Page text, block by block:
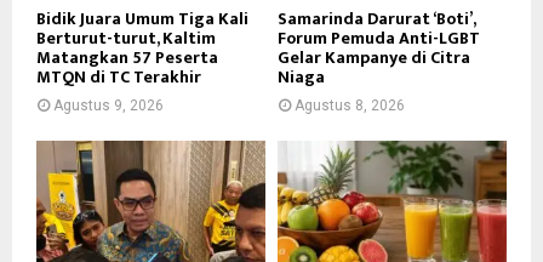
Bidik Juara Umum Tiga Kali
Berturut-turut, Kaltim
Matangkan 57 Peserta
MTQN di TC Terakhir
Agustus 9, 2026
Samarinda Darurat ‘Boti’,
Forum Pemuda Anti-LGBT
Gelar Kampanye di Citra
Niaga
Agustus 8, 2026